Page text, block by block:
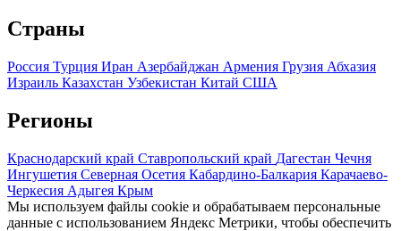
Страны
Россия Турция Иран Азербайджан Армения Грузия Абхазия
Израиль Казахстан Узбекистан Китай США
Регионы
Краснодарский край Ставропольский край Дагестан Чечня
Ингушетия Северная Осетия Кабардино-Балкария Карачаево-
Черкесия Адыгея Крым
Мы используем файлы cookie и обрабатываем персональные
данные с использованием Яндекс Метрики, чтобы обеспечить